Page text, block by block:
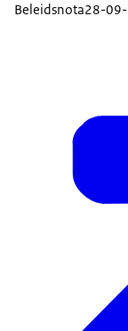
Beleidsnota28-